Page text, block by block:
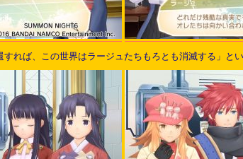
れば、この世界はラージュたちもろとも消滅する」と